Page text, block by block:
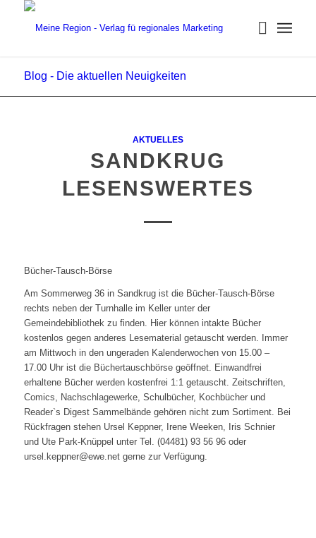
Blog - Die aktuellen Neuigkeiten
AKTUELLES
SANDKRUG
LESENSWERTES
Bücher-Tausch-Börse
Am Sommerweg 36 in Sandkrug ist die Bücher-Tausch-Börse
rechts neben der Turnhalle im Keller unter der
Gemeindebibliothek zu finden. Hier können intakte Bücher
kostenlos gegen anderes Lesematerial getauscht werden. Immer
am Mittwoch in den ungeraden Kalenderwochen von 15.00 –
17.00 Uhr ist die Büchertauschbörse geöffnet. Einwandfrei
erhaltene Bücher werden kostenfrei 1:1 getauscht. Zeitschriften,
Comics, Nachschlagewerke, Schulbücher, Kochbücher und
Reader`s Digest Sammelbände gehören nicht zum Sortiment. Bei
Rückfragen stehen Ursel Keppner, Irene Weeken, Iris Schnier
und Ute Park-Knüppel unter Tel. (04481) 93 56 96 oder
ursel.keppner@ewe.net gerne zur Verfügung.